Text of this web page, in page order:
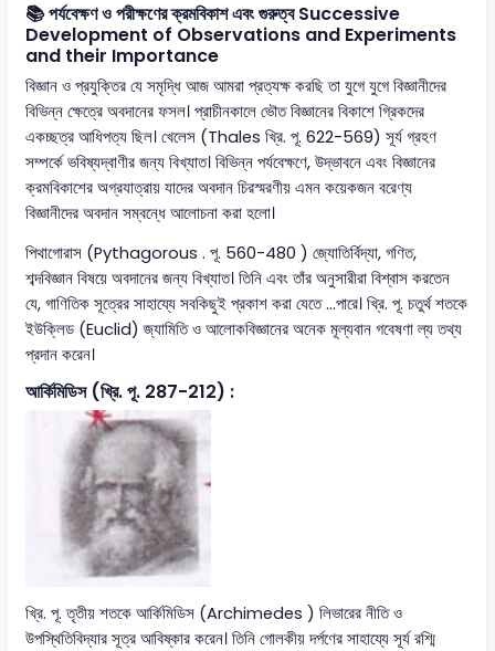
📚 পর্যবেক্ষণ ও পরীক্ষণের ক্রমবিকাশ এবং গুরুত্ব Successive
Development of Observations and Experiments
and their Importance
বিজ্ঞান ও প্রযুক্তির যে সমৃদ্ধি আজ আমরা প্রত্যক্ষ করছি তা যুগে যুগে বিজ্ঞানীদের
বিভিন্ন ক্ষেত্রে অবদানের ফসল। প্রাচীনকালে ভৌত বিজ্ঞানের বিকাশে গ্রিকদের
একচ্ছত্র আধিপত্য ছিল। খেলেস (Thales খ্রি. পূ. 622-569) সূর্য গ্রহণ
সম্পর্কে ভবিষ্যদ্বাণীর জন্য বিখ্যাত। বিভিন্ন পর্যবেক্ষণে, উদ্ভাবনে এবং বিজ্ঞানের
ক্রমবিকাশের অগ্রযাত্রায় যাদের অবদান চিরস্মরণীয় এমন কয়েকজন বরেণ্য
বিজ্ঞানীদের অবদান সম্বন্ধে আলোচনা করা হলো।
পিথাগোরাস (Pythagorous . পূ. 560-480 ) জ্যোতির্বিদ্যা, গণিত,
শব্দবিজ্ঞান বিষয়ে অবদানের জন্য বিখ্যাত। তিনি এবং তাঁর অনুসারীরা বিশ্বাস করতেন
যে, গাণিতিক সূত্রের সাহায্যে সবকিছুই প্রকাশ করা যেতে ...পারে। খ্রি. পূ. চতুর্থ শতকে
ইউক্লিড (Euclid) জ্যামিতি ও আলোকবিজ্ঞানের অনেক মূল্যবান গবেষণা ল্য তথ্য
প্রদান করেন।
আর্কিমিডিস (খ্রি. পূ. 287-212) :
খ্রি. পূ. তৃতীয় শতকে আর্কিমিডিস (Archimedes ) লিভারের নীতি ও
উপস্থিতিবিদ্যার সূত্র আবিষ্কার করেন। তিনি গোলকীয় দর্পণের সাহায্যে সূর্য রশ্মি